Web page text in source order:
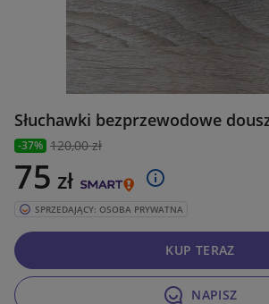
Słuchawki bezprzewodowe
-37% 120,00 zł
75 zł
SPRZEDAJĄCY: OSOBA PRYWATNA
NAPISZ
KUP TERAZ